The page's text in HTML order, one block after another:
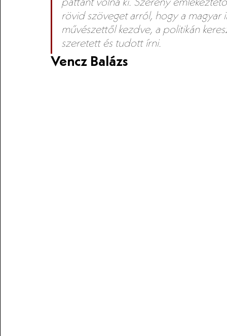
pattant volna ki. Szerény
rövid szöveget arról, hogy a magyar
művészettől kezdve, a politikán
szeretett és tudott írni.
Vencz Balázs